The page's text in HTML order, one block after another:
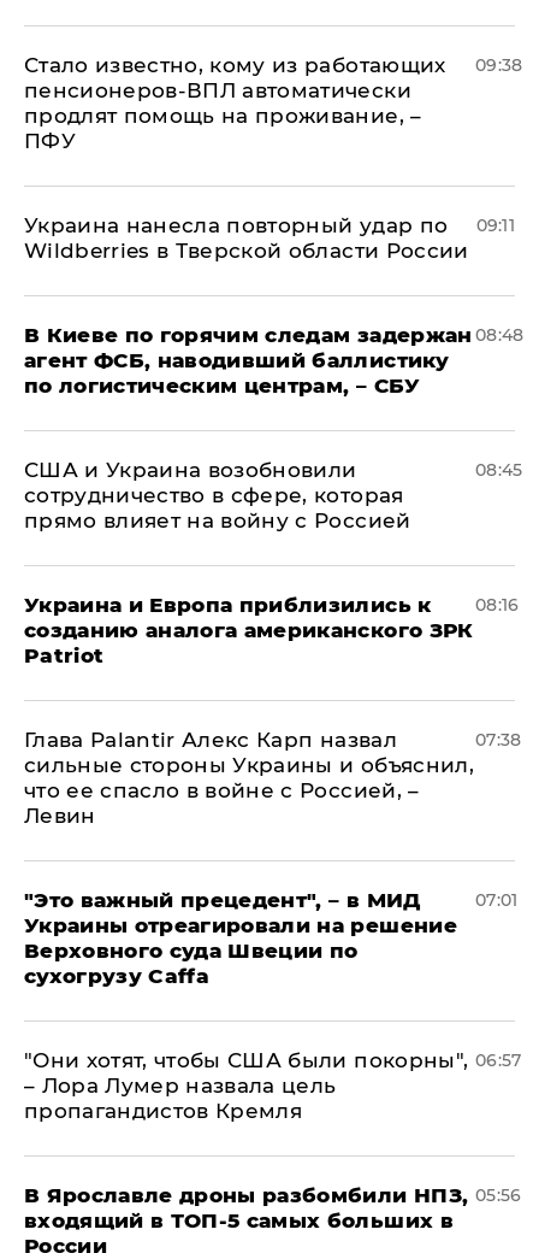
Стало известно, кому из работающих
пенсионеров-ВПЛ автоматически
продлят помощь на проживание, –
ПФУ
09:38
Украина нанесла повторный удар по
Wildberries в Тверской области России
09:11
В Киеве по горячим следам задержан
агент ФСБ, наводивший баллистику
по логистическим центрам, – СБУ
08:48
США и Украина возобновили
сотрудничество в сфере, которая
прямо влияет на войну с Россией
08:45
Украина и Европа приблизились к
созданию аналога американского ЗРК
Patriot
08:16
Глава Palantir Алекс Карп назвал
сильные стороны Украины и объяснил,
что ее спасло в войне с Россией, –
Левин
07:38
"Это важный прецедент", – в МИД
Украины отреагировали на решение
Верховного суда Швеции по
сухогрузу Caffa
07:01
"Они хотят, чтобы США были покорны",
– Лора Лумер назвала цель
пропагандистов Кремля
06:57
В Ярославле дроны разбомбили НПЗ,
входящий в ТОП-5 самых больших в
России
05:56